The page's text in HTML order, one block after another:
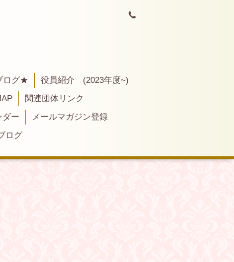
ログ★
役員紹介 (2023年度~)
関連団体リンク
ダー
メールマガジン登録
ログ